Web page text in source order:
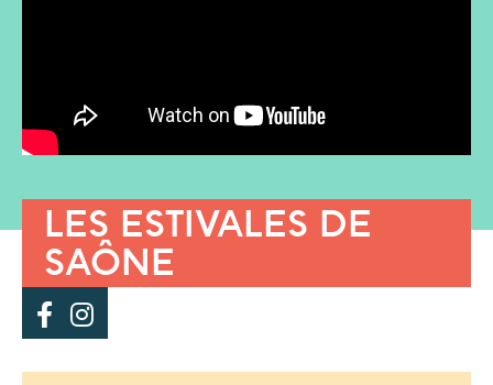
LES ESTIVALES DE
SAÔNE